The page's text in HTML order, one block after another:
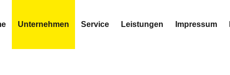
Unternehmen Service Leistungen Impressum